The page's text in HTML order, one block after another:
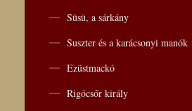
Süsü, a sárkány
Suszter és a karácsonyi manók
Ezüstmackó
Rigócsőr király